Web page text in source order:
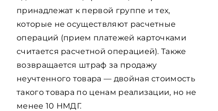
принадлежат к первой группе и тех,
которые не осуществляют расчетные
операций (прием платежей карточками
считается расчетной операцией). Также
возвращается штраф за продажу
неучтенного товара — двойная стоимость
такого товара по ценам реализации, но не
менее 10 НМДГ.